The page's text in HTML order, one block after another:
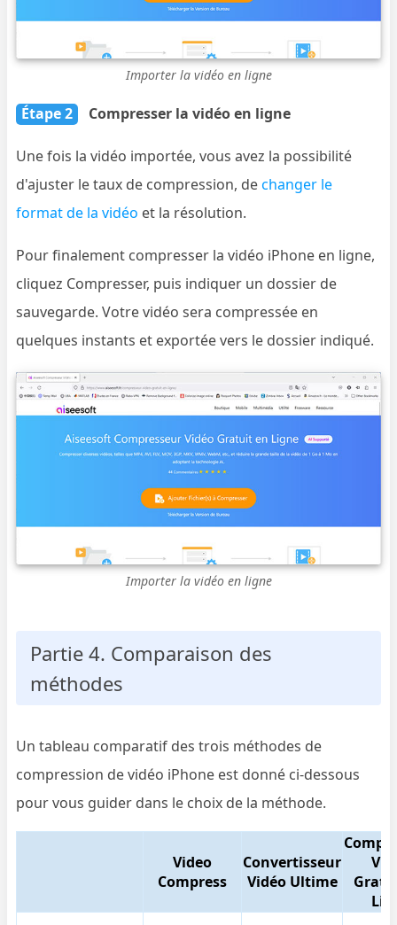
Importer la vidéo en ligne
Étape 2 Compresser la vidéo en ligne
Une fois la vidéo importée, vous avez la possibilité
d'ajuster le taux de compression, dechanger le
format de la vidéo et la résolution.
Pour finalement compresser la vidéo iPhone en ligne,
cliquez Compresser, puis indiquer un dossier de
sauvegarde. Votre vidéo sera compressée en
quelques instants et exportée vers le dossier indiqué.
Importer la vidéo en ligne
Partie 4. Comparaison des
méthodes
Un tableau comparatif des trois méthodes de
compression de vidéo iPhone est donné ci-dessous
pour vous guider dans le choix de la méthode.
Video
Compress
Convertisseur
Vidéo Ultime